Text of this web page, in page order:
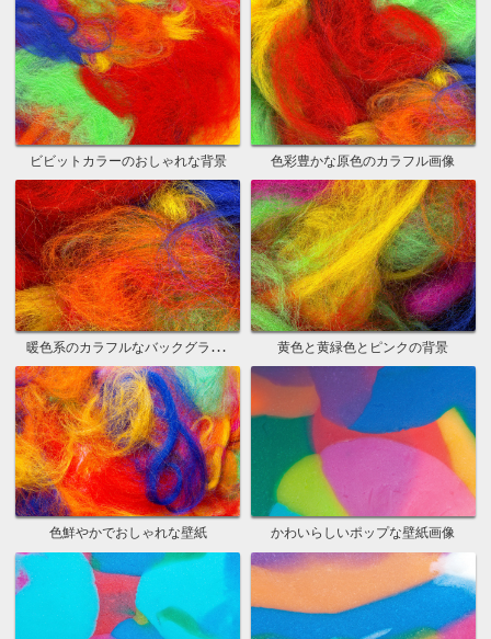
ビビットカラーのおしゃれな背景 色彩豊かな原色のカラフル画像
暖色系のカラフルなバックグラウンド 黄色と黄緑色とピンクの背景
色鮮やかでおしゃれな壁紙 かわいらしいポップな壁紙画像